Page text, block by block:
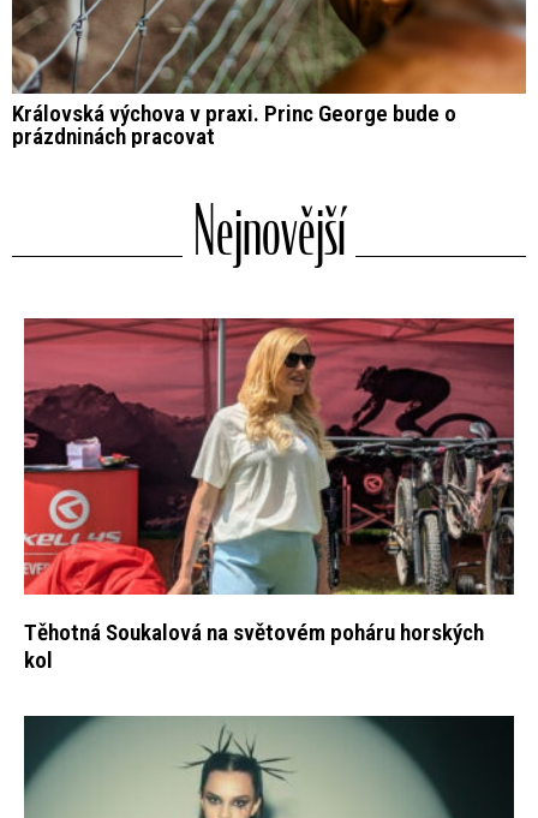
Královská výchova v praxi. Princ George bude o
prázdninách pracovat
Nejnovější
Těhotná Soukalová na světovém poháru horských
kol